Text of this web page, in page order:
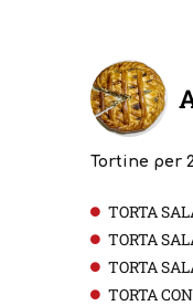
Tortine per
TORTA
TORTA
TORTA
TORTA